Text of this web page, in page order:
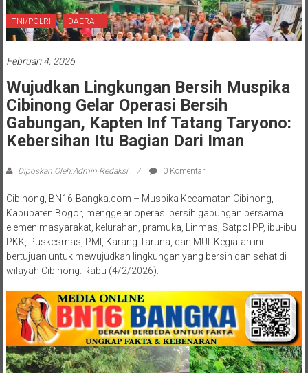
TNI/POLRI DAERAH
Februari 4, 2026
Wujudkan Lingkungan Bersih Muspika
Cibinong Gelar Operasi Bersih
Gabungan, Kapten Inf Tatang Taryono:
Kebersihan Itu Bagian Dari Iman
Diposkan Oleh:Admin Redaksi 0 Komentar
Cibinong, BN16-Bangka.com – Muspika Kecamatan Cibinong,
Kabupaten Bogor, menggelar operasi bersih gabungan bersama
elemen masyarakat, kelurahan, pramuka, Linmas, Satpol PP, ibu-ibu
PKK, Puskesmas, PMI, Karang Taruna, dan MUI. Kegiatan ini
bertujuan untuk mewujudkan lingkungan yang bersih dan sehat di
wilayah Cibinong. Rabu (4/2/2026).